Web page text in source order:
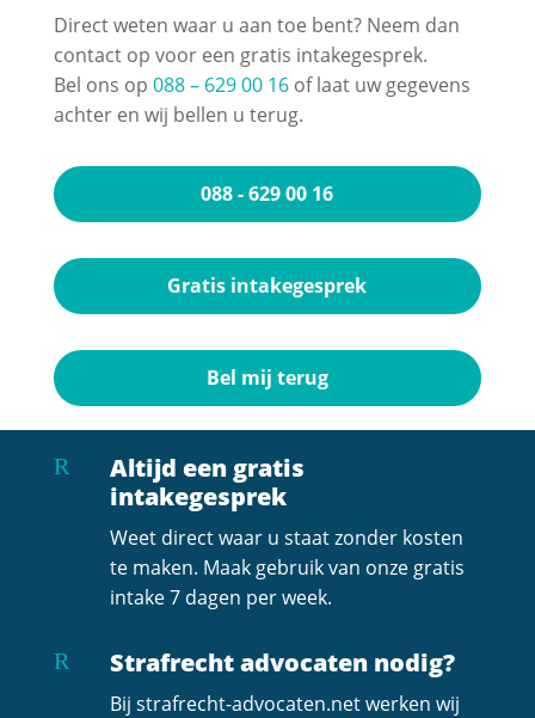
Direct weten waar u aan toe bent? Neem dan
contact op voor een gratis intakegesprek.
Bel ons op 088 – 629 00 16of laat uw gegevens
achter en wij bellen u terug.
088 - 629 00 16
Gratis intakegesprek
Bel mij terug
R
Altijd een gratis
intakegesprek
Weet direct waar u staat zonder kosten
te maken. Maak gebruik van onze gratis
intake 7 dagen per week.
R Strafrecht advocaten nodig?
Bij strafrecht-advocaten.net werken wij